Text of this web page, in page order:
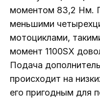
моментом 83,2 Нм.
меньшими
мотоциклами,
момент 1100SX
Подача
происходит на
его пригодным для